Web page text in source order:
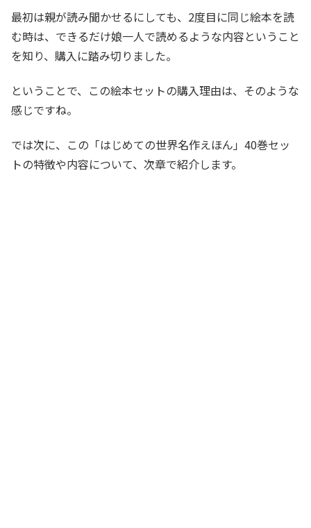
最初は親が読み聞かせるにしても、2度目に同じ絵本を読
む時は、できるだけ娘一人で読めるような内容ということ
を知り、購入に踏み切りました。
ということで、この絵本セットの購入理由は、そのような
感じですね。
では次に、この「はじめての世界名作えほん」40巻セッ
トの特徴や内容について、次章で紹介します。